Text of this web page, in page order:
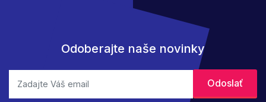
Odoberajte naše novinky